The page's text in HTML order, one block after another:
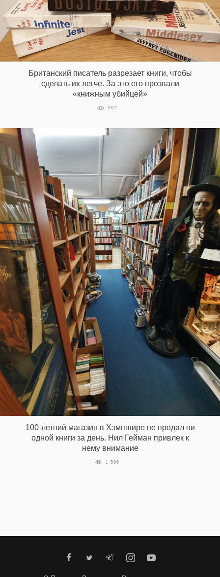
Британский писатель разрезает книги, чтобы
сделать их легче. За это его прозвали
«книжным убийцей»
907
100-летний магазин в Хэмпшире не продал ни
одной книги за день. Нил Гейман привлек к
нему внимание
1 596